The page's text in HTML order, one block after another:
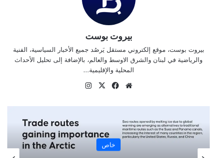
بيروت بوست
بيروت بوست، موقع إلكتروني مستقل يَرصُد جميع الأخبار السياسية، الفنية
والرياضية في لبنان والشرق الاوسط والعالم، بالإضافة إلى تحليل الأحداث
المحلية والإقليمية...
موقع
فيسبوك
‫X
خاص